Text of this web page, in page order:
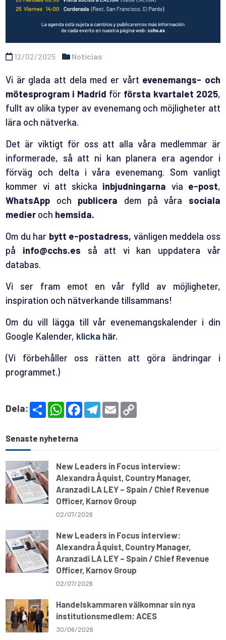
12/02/2025 Noticias
Vi är glada att dela med er vårt evenemangs- och
mötesprogram i Madrid för första kvartalet 2025,
fullt av olika typer av evenemang och möjligheter att
lära och nätverka.
Det är viktigt för oss att alla våra medlemmar är
informerade, så att ni kan planera era agendor i
förväg och delta i våra evenemang. Som vanligt
kommer vi att skicka inbjudningarna via e-post,
WhatsApp och publicera dem på våra sociala
medier och hemsida.
Om du har bytt e-postadress, vänligen meddela oss
på info@cchs.es så att vi kan uppdatera vår
databas.
Vi ser fram emot en vår fylld av möjligheter,
inspiration och nätverkande tillsammans!
Om du vill lägga till vår evenemangskalender i din
Google Kalender, klicka här.
(Vi förbehåller oss rätten att göra ändringar i
programmet.)
Dela:
S
h
e
W
h
s
F
T
e
E
m
Senaste nyheterna
New Leaders in Focus interview:
Alexandra Åquist, Country Manager,
Aranzadi LA LEY – Spain / Chief Revenue
Officer, Karnov Group
02/07/2026
New Leaders in Focus interview:
Alexandra Åquist, Country Manager,
Aranzadi LA LEY – Spain / Chief Revenue
Officer, Karnov Group
02/07/2026
Handelskammaren välkomnar sin nya
institutionsmedlem: ACES
30/06/2026